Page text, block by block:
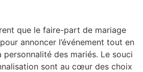
que le faire-part de mariage
annoncer l’événement tout en
des mariés. Le souci
sont au cœur des choix